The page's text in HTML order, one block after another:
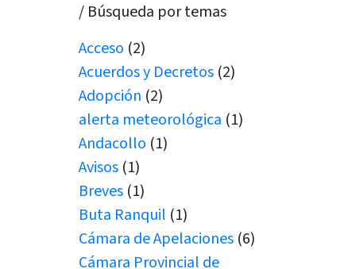
/ Búsqueda por temas
Acceso (2)
Acuerdos y Decretos (2)
Adopción (2)
alerta meteorológica (1)
Andacollo (1)
Avisos (1)
Breves (1)
Buta Ranquil (1)
Cámara de Apelaciones (6)
Cámara Provincial de